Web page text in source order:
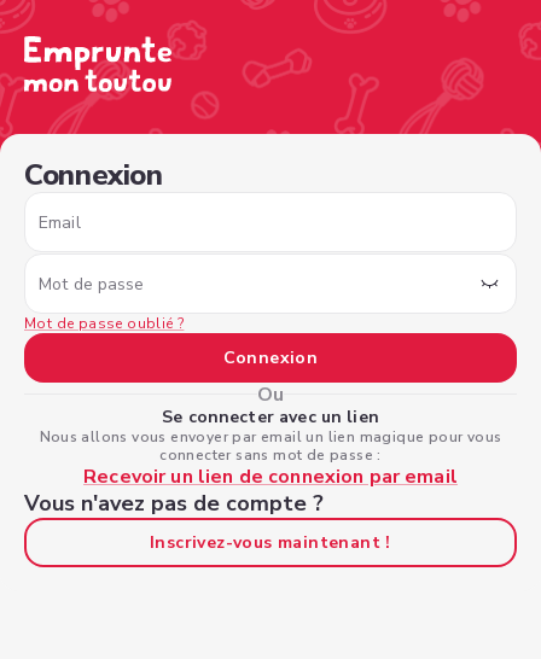
Connexion
Email
Mot de passe
Mot de passe oublié ?
Connexion
Ou
Se connecter avec un lien
Nous allons vous envoyer par email un lien magique pour vous
connecter sans mot de passe :
Recevoir un lien de connexion par email
Vous n'avez pas de compte ?
Inscrivez-vous maintenant !
/sign-in?nextPage=%2Fview-profile%2F043e2349-a778-